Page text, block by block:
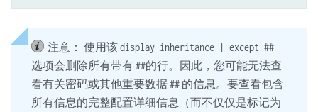
注意： 使用该display inheritance | except ##
选项会删除所有带有##的行。因此，您可能无法查
看有关密码或其他重要数据## 的信息。要查看包含
所有信息的完整配置详细信息（而不仅仅是标记为